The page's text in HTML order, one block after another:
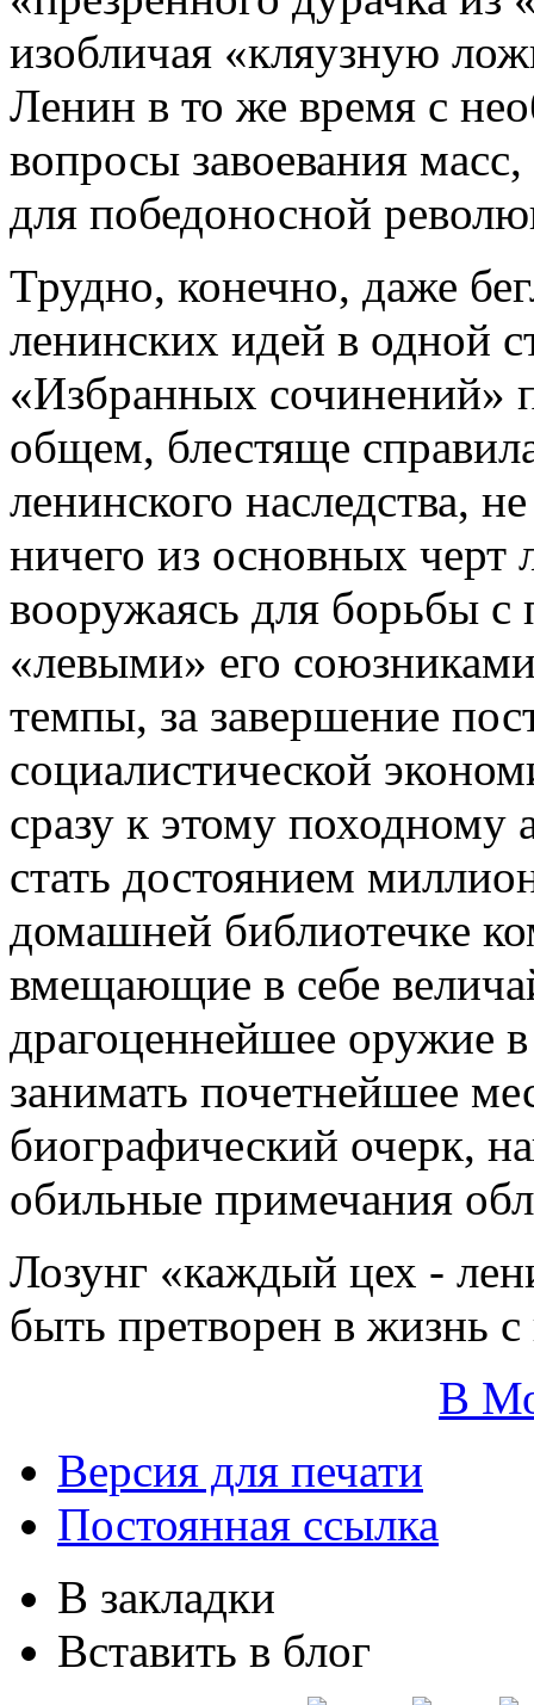
изобличая «кляузную
Ленин в то же время с
вопросы завоевания
для победоносной
Трудно, конечно, даже
ленинских идей в одной
«Избранных сочинений»
общем, блестяще
ленинского наследства,
ничего из основных черт
вооружаясь для борьбы
«левыми» его
темпы, за завершение
социалистической
сразу к этому
стать достоянием
домашней библиотечке
вмещающие в себе
драгоценнейшее оружие
занимать почетнейшее
биографический очерк,
обильные примечания
Лозунг «каждый цех -
быть претворен в жизнь
В
Версия для печати
Постоянная ссылка
В закладки
Вставить в блог